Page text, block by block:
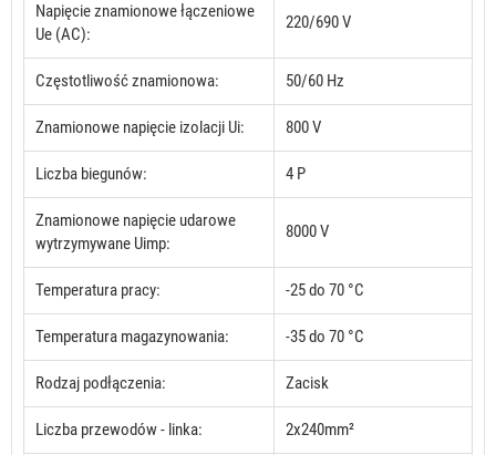
Napięcie znamionowe łączeniowe
Ue (AC):
220/690 V
Częstotliwość znamionowa: 50/60 Hz
Znamionowe napięcie izolacji Ui: 800 V
Liczba biegunów: 4 P
Znamionowe napięcie udarowe
wytrzymywane Uimp:
8000 V
Temperatura pracy: -25 do 70 °C
Temperatura magazynowania: -35 do 70 °C
Rodzaj podłączenia: Zacisk
Liczba przewodów - linka: 2x240mm²